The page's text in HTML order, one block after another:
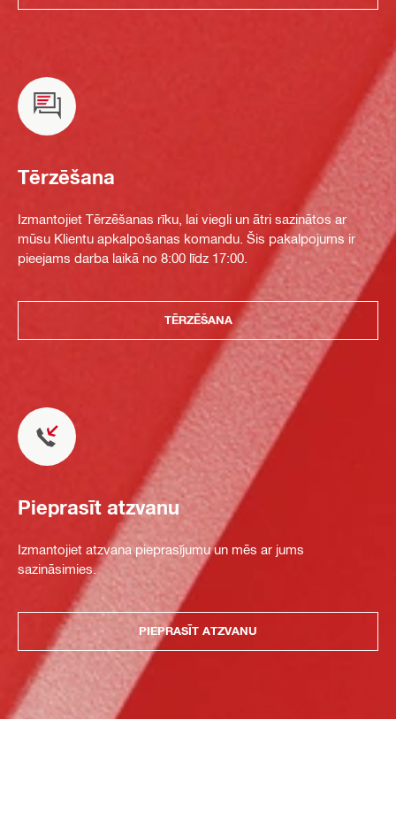
Tērzēšana
Izmantojiet Tērzēšanas rīku, lai viegli un ātri sazinātos ar
mūsu Klientu apkalpošanas komandu. Šis pakalpojums ir
pieejams darba laikā no 8:00 līdz 17:00.
TĒRZĒŠANA
Pieprasīt atzvanu
Izmantojiet atzvana pieprasījumu un mēs ar jums
sazināsimies.
PIEPRASĪT ATZVANU